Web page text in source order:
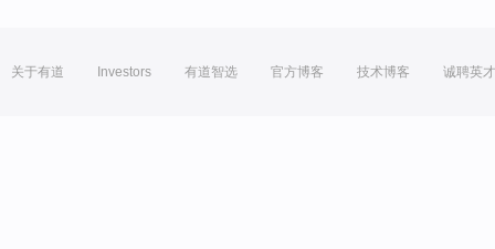
关于有道 Investors 有道智选 官方博客 技术博客 诚聘英才